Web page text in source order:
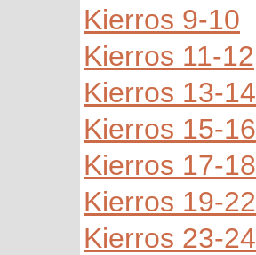
Kierros 9-10
Kierros 11-12
Kierros 13-14
Kierros 15-16
Kierros 17-18
Kierros 19-22
Kierros 23-24